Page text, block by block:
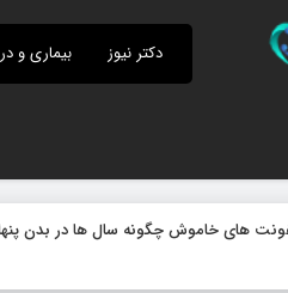
دکتر نیوز بیماری و
های خاموش چگونه سال ها در بدن